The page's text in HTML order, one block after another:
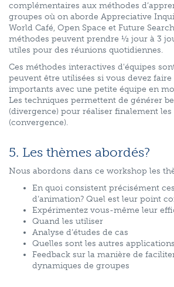
complémentaires aux méthodes
groupes où on aborde Appreciative
World Café, Open Space et Future
méthodes peuvent prendre ½ jour à 3
utiles pour des réunions quotidiennes.
Ces méthodes interactives d'équipes
peuvent être utilisées si vous devez
importants avec une petite équipe en
Les techniques permettent de générer
(divergence) pour réaliser finalement
(convergence).
5. Les thèmes abordés?
Nous abordons dans ce workshop les
En quoi consistent précisément
d’animation? Quel est leur point
Expérimentez vous-même leur
Quand les utiliser
Analyse d’études de cas
Quelles sont les autres
Feedback sur la manière de
dynamiques de groupes